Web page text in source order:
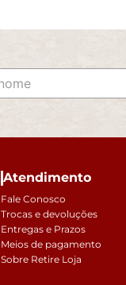
Atendimento
Fale Conosco
Trocas e devoluções
Entregas e Prazos
Meios de pagamento
Sobre Retire Loja